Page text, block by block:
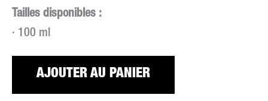
Tailles disponibles :
· 100 ml
AJOUTER AU PANIER